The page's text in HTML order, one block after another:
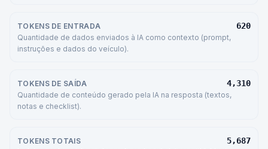
TOKENS DE ENTRADA 620
Quantidade de dados enviados à IA como contexto (prompt,
instruções e dados do veículo).
TOKENS DE SAÍDA 4,310
Quantidade de conteúdo gerado pela IA na resposta (textos,
notas e checklist).
TOKENS TOTAIS 5,687